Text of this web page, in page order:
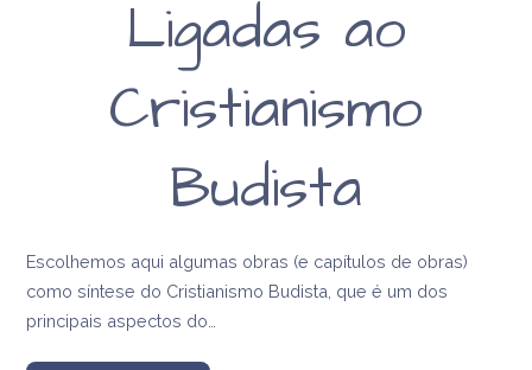
Ligadas ao
Cristianismo
Budista
Escolhemos aqui algumas obras (e capítulos de obras)
como síntese do Cristianismo Budista, que é um dos
principais aspectos do…